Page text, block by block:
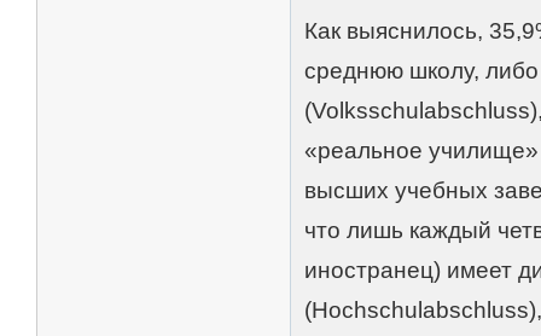
Как выяснилось,
среднюю школу,
«реальное училище»
высших учебных
что лишь каждый
иностранец) имеет